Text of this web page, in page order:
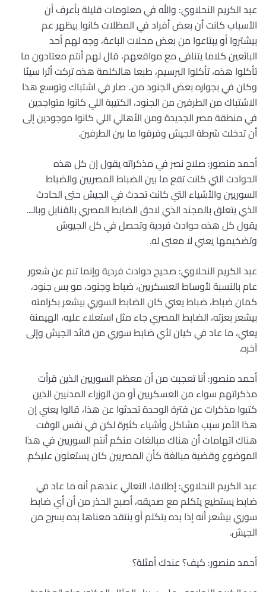
عبد الكريم النحلاوي: والله في معلومات قليلة بأعرف أن
الأسباب كانت أن بعض أفراد في المظلات كانوا بيظهر عم
بيشتروا أو يبتاعوا من بعض محلات الباعة، وجه لهم أحد
البائعين كلاما يتنافى مع مواقعهم، قال لهم أنتم معتادون ما
تأكلوا هذه، تأكلوا البرسيم، طبعا هالكلمة هذه تركت أثرا سيئا
وكان في بجواره بعض الجنود من.. صار في اشتباك وتوسع هذا
الاشتباك من الطرفين من الجنود، الكتيبة اللي كانوا متواجدين
في منطقة مصر الجديدة ومن الأهالي اللي كانوا موجودين إلى
أن تدخلت شرطة الجيش وفرقوا ما بين الطرفين.
أحمد منصور: صلاح نصر في مذكراته يقول إن كل هذه
الحوادث التي كانت تقع ما بين الضباط المصريين والضباط
السوريين والأشياء التي كانت تحدث في الجيش حتى الحادث
الذي يتعلق بالمجند الذي لاحق الضابط المصري بالقنابل وبالـ..
يقول كل هذه حوادث فردية وتحصل في كل الجيوش
وتضخيمها يعني لا معنى له.
عبد الكريم النحلاوي: صحيح حوادث فردية وإنما تنم عن شعور
عام بالنسبة لأوساط العسكريين، ضباط وجنود، مو بس جنود،
كمان ضباط، ضباط يعني كان الضابط السوري بيشعر بكرامته
بيشعر بعزته، الضابط المصري جاء مثل استعلاء عليه، الهيمنة
يعني، ما عاد في كيان لأي ضابط سوري من قائد الجيش وإلى
آخره.
أحمد منصور: أنا تعجبت من أن معظم السوريين الذين قرأت
مذكراتهم سواء من العسكريين أو من الوزراء المدنيين الذين
كتبوا مذكرات عن فترة الوحدة تحدثوا عن هذا، قالوا يعني إن
هذا الأمر سبب مشاكل وأشياء كثيرة لكن في نفس الوقت
هناك اتهامات أن هناك مبالغات منكم أنتم السوريين في هذا
الموضوع وقضية مبالغة كأن المصريين كان يستعلون عليكم.
عبد الكريم النحلاوي: إطلاقا، التعالي عندهم أنه ما عاد في
ضابط يستطيع يتكلم مع صديقه، أصبح الحذر من أن أي ضابط
سوري بيشعر أنه إذا بده يتكلم أو ينتقد معناها بده يسرح من
الجيش.
أحمد منصور: كيف؟ عندك أمثلة؟